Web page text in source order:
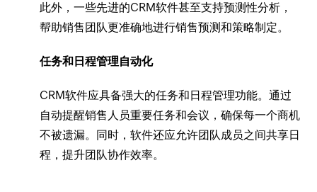
此外，一些先进的CRM软件甚至支持预测性分析，
帮助销售团队更准确地进行销售预测和策略制定。
任务和日程管理自动化
CRM软件应具备强大的任务和日程管理功能。通过
自动提醒销售人员重要任务和会议，确保每一个商机
不被遗漏。同时，软件还应允许团队成员之间共享日
程，提升团队协作效率。